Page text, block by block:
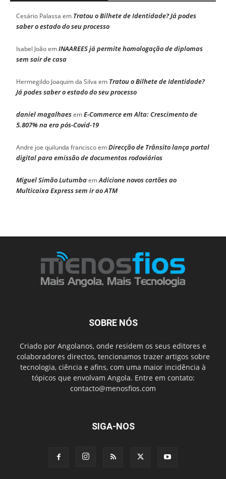
Cesário Palassa em Tratou o Bilhete de Identidade? Já podes
saber o estado do seu processo
Isabel JoãoemINAAREES já permite homologação de diplomas
sem sair de casa
Hermegildo Joaquim da Silva em Tratou o Bilhete de Identidade?
Já podes saber o estado do seu processo
daniel magalhaesemE-Commerce em Alta: Crescimento de
5.807% na era pós-Covid-19
Andre joe quilunda franciscoemDirecção de Trânsito lança portal
digital para emissão de documentos rodoviários
Miguel Simão LutumbaemAdicione novos cartões ao
Multicaixa Express sem ir ao ATM
SOBRE NÓS
Criado por Angolanos, onde residem os seus editores e
colaboradores directos, tencionamos trazer artigos sobre
tecnologia, ciência e afins, com uma maior incidência à
tópicos que envolvam Angola. Entre em contato:
contacto@menosfios.com
SIGA-NOS